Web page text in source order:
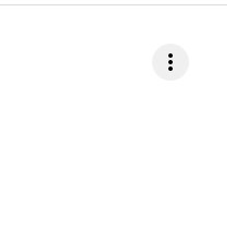
more_vert